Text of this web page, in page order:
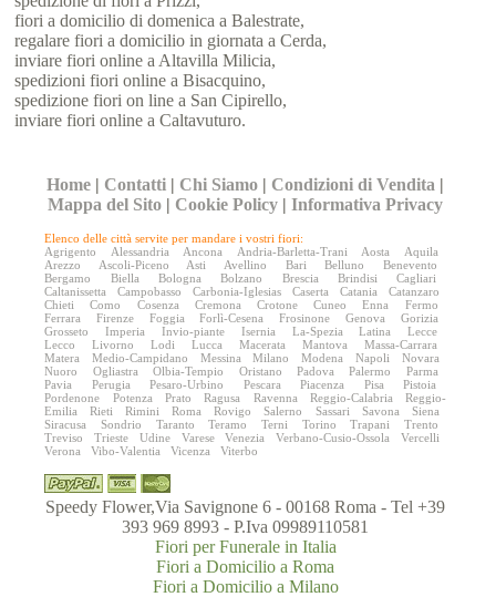
fiori a domicilio di domenica a Balestrate,
regalare fiori a domicilio in giornata a Cerda,
inviare fiori online a Altavilla Milicia,
spedizioni fiori online a Bisacquino,
spedizione fiori on line a San Cipirello,
inviare fiori online a Caltavuturo.
Home | Contatti | Chi Siamo | Condizioni di Vendita |
Mappa del Sito | Cookie Policy |Informativa Privacy
Elenco delle città servite per mandare i vostri fiori:
Agrigento
Alessandria Ancona Andria-Barletta-Trani Aosta
Aquila
Arezzo
Ascoli-Piceno Asti Avellino Bari Belluno
Benevento
Bergamo
Biella Bologna Bolzano Brescia Brindisi
Cagliari
Caltanissetta
Campobasso Carbonia-Iglesias Caserta Catania
Catanzaro
Chieti
Como Cosenza Cremona Crotone Cuneo Enna
Fermo
Ferrara
Firenze Foggia Forlì-Cesena Frosinone Genova
Gorizia
Grosseto
Imperia Invio-piante Isernia La-Spezia Latina
Lecce
Lecco
Livorno Lodi Lucca Macerata Mantova
Massa-Carrara
Matera
Medio-Campidano Messina Milano Modena Napoli
Novara
Nuoro
Ogliastra Olbia-Tempio Oristano Padova Palermo
Parma
Pavia
Perugia Pesaro-Urbino Pescara Piacenza Pisa
Pistoia
Pordenone
Potenza Prato Ragusa Ravenna Reggio-Calabria
Reggio-
Emilia
Rieti Rimini Roma Rovigo Salerno Sassari Savona
Siena
Siracusa
Sondrio Taranto Teramo Terni Torino Trapani
Trento
Treviso
Trieste Udine Varese Venezia Verbano-Cusio-Ossola
Vercelli
Verona
Vibo-Valentia Vicenza Viterbo
Speedy Flower,Via Savignone 6 - 00168 Roma - Tel +39
393 969 8993 - P.Iva 09989110581
Fiori per Funerale in Italia
Fiori a Domicilio a Roma
Fiori a Domicilio a Milano